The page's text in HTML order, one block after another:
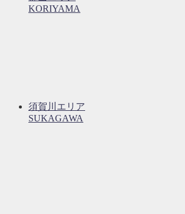
KORIYAMA
須賀川エリア
SUKAGAWA